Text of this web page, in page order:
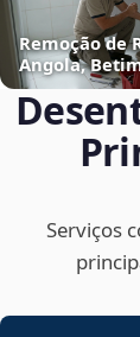
Remoção de
Angola,
Serviços